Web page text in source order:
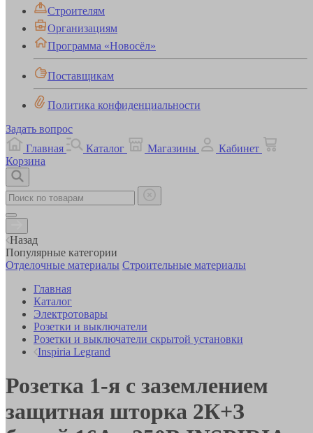
Строителям
Организациям
Программа «Новосёл»
Поставщикам
Политика конфиденциальности
Задать вопрос
Главная
Каталог Магазины
Кабинет
Корзина
Назад
Популярные категории
Отделочные материалы Строительные материалы
Главная
Каталог
Электротовары
Розетки и выключатели
Розетки и выключатели скрытой установки
Inspiria Legrand
Розетка 1-я с заземлением
защитная шторка 2К+З